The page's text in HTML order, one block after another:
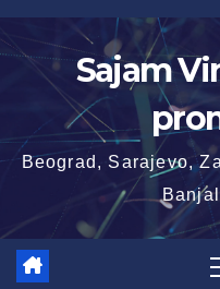
Skip
to
content
Sajam
Beograd, Sarajevo,